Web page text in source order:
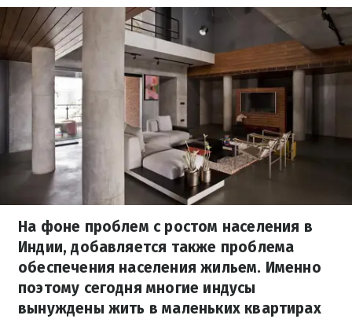
На фоне проблем с ростом населения в
Индии, добавляется также проблема
обеспечения населения жильем. Именно
поэтому сегодня многие индусы
вынуждены жить в маленьких квартирах